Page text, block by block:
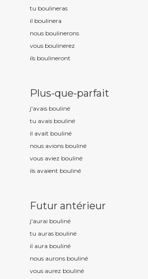
tu boulineras
il boulinera
nous boulinerons
vous boulinerez
ils boulineront
Plus-que-parfait
j'avais bouliné
tu avais bouliné
il avait bouliné
nous avions bouliné
vous aviez bouliné
ils avaient bouliné
Futur antérieur
j'aurai bouliné
tu auras bouliné
il aura bouliné
nous aurons bouliné
vous aurez bouliné